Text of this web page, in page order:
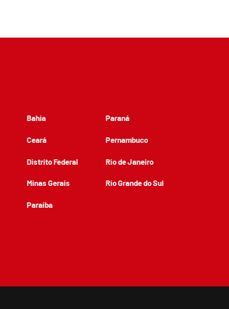
Bahia
Ceará
Distrito Federal
Minas Gerais
Paraíba
Paraná
Pernambuco
Rio de Janeiro
Rio Grande do Sul